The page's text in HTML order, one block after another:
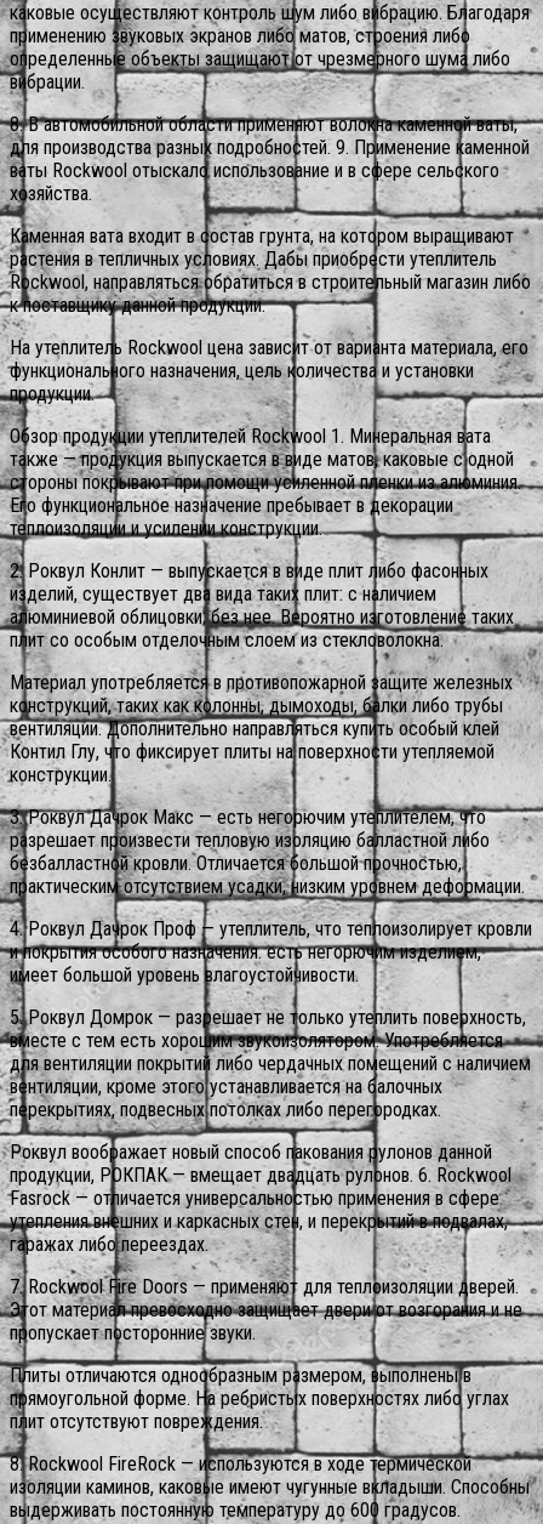
каковые осуществляют контроль шум либо вибрацию. Благодаря
применению звуковых экранов либо матов, строения либо
определенные объекты защищают от чрезмерного шума либо
вибрации.
8. В автомобильной области применяют волокна каменной ваты,
для производства разных подробностей. 9. Применение каменной
ваты Rockwool отыскало использование и в сфере сельского
хозяйства.
Каменная вата входит в состав грунта, на котором выращивают
растения в тепличных условиях. Дабы приобрести утеплитель
Rockwool, направляться обратиться в строительный магазин либо
к поставщику данной продукции.
На утеплитель Rockwool цена зависит от варианта материала, его
функционального назначения, цель количества и установки
продукции.
Обзор продукции утеплителей Rockwool 1. Минеральная вата
также — продукция выпускается в виде матов, каковые с одной
стороны покрывают при помощи усиленной пленки из алюминия.
Его функциональное назначение пребывает в декорации
теплоизоляции и усилении конструкции.
2. Роквул Конлит — выпускается в виде плит либо фасонных
изделий, существует два вида таких плит: с наличием
алюминиевой облицовки; без нее. Вероятно изготовление таких
плит со особым отделочным слоем из стекловолокна.
Материал употребляется в противопожарной защите железных
конструкций, таких как колонны, дымоходы, балки либо трубы
вентиляции. Дополнительно направляться купить особый клей
Контил Глу, что фиксирует плиты на поверхности утепляемой
конструкции.
3. Роквул Дачрок Макс — есть негорючим утеплителем, что
разрешает произвести тепловую изоляцию балластной либо
безбалластной кровли. Отличается большой прочностью,
практическим отсутствием усадки, низким уровнем деформации.
4. Роквул Дачрок Проф — утеплитель, что теплоизолирует кровли
и покрытия особого назначения. есть негорючим изделием,
имеет большой уровень влагоустойчивости.
5. Роквул Домрок — разрешает не только утеплить поверхность,
вместе с тем есть хорошим звукоизолятором. Употребляется
для вентиляции покрытий либо чердачных помещений с наличием
вентиляции, кроме этого устанавливается на балочных
перекрытиях, подвесных потолках либо перегородках.
Роквул воображает новый способ пакования рулонов данной
продукции, РОКПАК — вмещает двадцать рулонов. 6. Rockwool
Fasrock — отличается универсальностью применения в сфере
утепления внешних и каркасных стен, и перекрытий в подвалах,
гаражах либо переездах.
7. Rockwool Fire Doors — применяют для теплоизоляции дверей.
Этот материал превосходно защищает двери от возгорания и не
пропускает посторонние звуки.
Плиты отличаются однообразным размером, выполнены в
прямоугольной форме. На ребристых поверхностях либо углах
плит отсутствуют повреждения.
8. Rockwool FireRock — используются в ходе термической
изоляции каминов, каковые имеют чугунные вкладыши. Способны
выдерживать постоянную температуру до 600 градусов.